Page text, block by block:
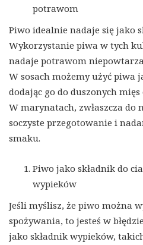
potrawom
Piwo idealnie nadaje się jako
Wykorzystanie piwa w tych
nadaje potrawom
W sosach możemy użyć piwa
dodając go do duszonych
W marynatach, zwłaszcza do
soczyste przegotowanie i
smaku.
Piwo jako składnik do
wypieków
Jeśli myślisz, że piwo można
spożywania, to jesteś w
jako składnik wypieków,